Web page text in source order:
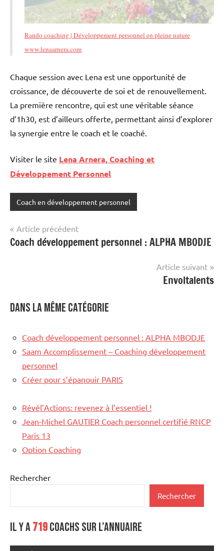
Rando coaching | Développement personnel en pleine nature
www.lenaarnera.com
Chaque session avec Lena est une opportunité de
croissance, de découverte de soi et de renouvellement.
La première rencontre, qui est une véritable séance
d’1h30, est d’ailleurs offerte, permettant ainsi d’explorer
la synergie entre le coach et le coaché.
Visiter le site Lena Arnera, Coaching et
Développement Personnel
site
mis
Coach en développement personnel
Navigation
de
Article précédent
Coach développement personnel : ALPHA MBODJE
Article suivant
Envoltalents
Dans la même catégorie
Coach développement personnel : ALPHA MBODJE
Saam Accomplissement – Coaching développement
personnel
Créer pour s’épanouir PARIS
Révél’Actions: revenez à l’essentiel !
Jean-Michel GAUTIER Coach personnel certifié RNCP
Paris 13
Option Coaching
Rechercher
Rechercher
Il y a719coachs sur l'annuaire